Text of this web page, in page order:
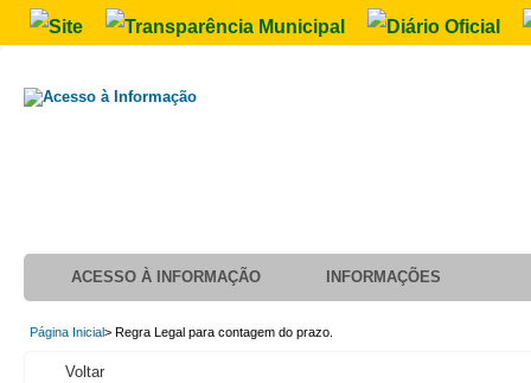
ACESSO À INFORMAÇÃO INFORMAÇÕES
Página Inicial> Regra Legal para contagem do prazo.
Voltar